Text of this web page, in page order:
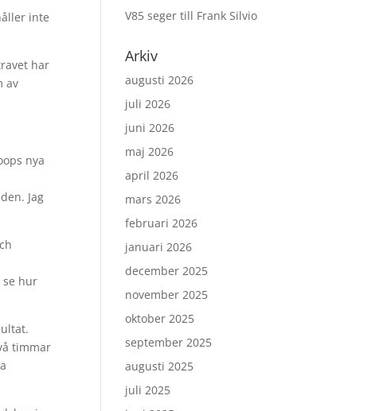
inte
har
av
nya
Jag
se hur
timmar
V85 seger till Frank Silvio
Arkiv
augusti 2026
juli 2026
juni 2026
maj 2026
april 2026
mars 2026
februari 2026
januari 2026
december 2025
november 2025
oktober 2025
september 2025
augusti 2025
juli 2025